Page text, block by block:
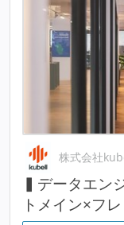
株式会社
▍データエン
トメイン×フ